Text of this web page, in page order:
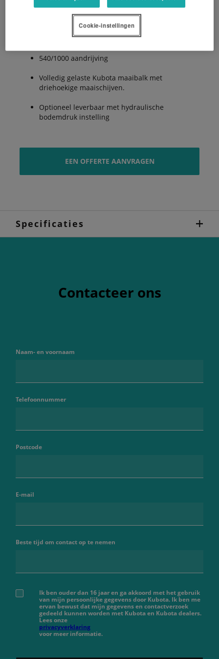
125° Transportpositie
Midden ophanging
540/1000 aandrijving
Volledig gelaste Kubota maaibalk met
driehoekige maaischijven.
Optioneel leverbaar met hydraulische
bodemdruk instelling
EEN OFFERTE AANVRAGEN
Specificaties
Contacteer ons
Naam- en voornaam
Telefoonnummer
Postcode
E-mail
Beste tijd om contact op te nemen
Ik ben ouder dan 16 jaar en ga akkoord met het gebruik
van mijn persoonlijke gegevens door Kubota. Ik ben me
ervan bewust dat mijn gegevens en contactverzoek
gedeeld kunnen worden met Kubota en Kubota dealers.
Lees onze
privacyverklaring
voor meer informatie.
Cookie-instellingen